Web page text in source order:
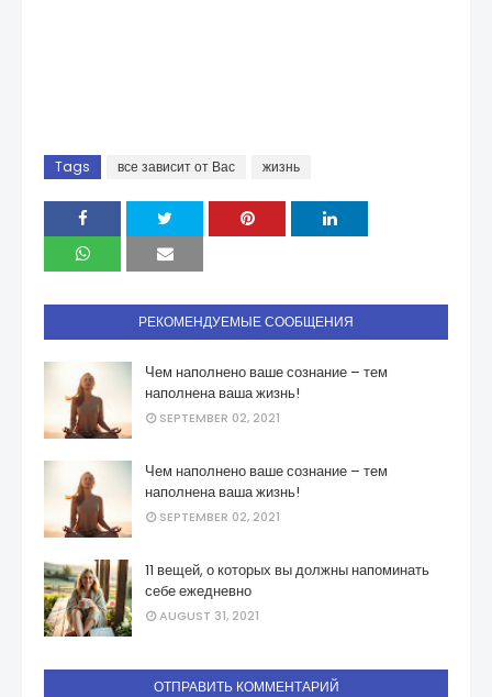
Tags все зависит от Вас жизнь
РЕКОМЕНДУЕМЫЕ СООБЩЕНИЯ
Чем наполнено ваше сознание – тем
наполнена ваша жизнь!
SEPTEMBER 02, 2021
Чем наполнено ваше сознание – тем
наполнена ваша жизнь!
SEPTEMBER 02, 2021
11 вещей, о которых вы должны напоминать
себе ежедневно
AUGUST 31, 2021
ОТПРАВИТЬ КОММЕНТАРИЙ